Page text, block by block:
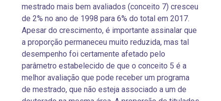
mestrado mais bem avaliados (conceito 7) cresceu
de 2% no ano de 1998 para 6% do total em 2017.
Apesar do crescimento, é importante assinalar que
a proporção permaneceu muito reduzida, mas tal
desempenho foi certamente afetado pelo
parâmetro estabelecido de que o conceito 5 é a
melhor avaliação que pode receber um programa
de mestrado, que não esteja associado a um de